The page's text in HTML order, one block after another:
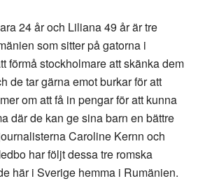
24 år och Liliana 49 år är tre
som sitter på gatorna i
förmå stockholmare att skänka dem
de tar gärna emot burkar för att
om att få in pengar för att kunna
där de kan ge sina barn en bättre
Caroline Kernn och
har följt dessa tre romska
här i Sverige hemma i Rumänien.